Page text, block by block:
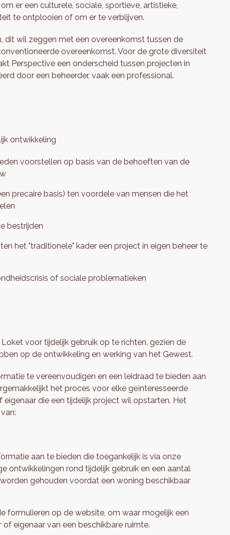
er een culturele, sociale, sportieve, artistieke,
te ontplooien of om er te verblijven.
dit wil zeggen met een overeenkomst tussen de
overeenkomst. Voor de grote diversiteit
Perspective een onderscheid tussen projecten in
door een beheerder, vaak een professional.
ontwikkeling
voorstellen op basis van de behoeften van de
precaire basis) ten voordele van mensen die het
bestrijden
het "traditionele" kader een project in eigen beheer te
of sociale problematieken
voor tijdelijk gebruik op te richten, gezien de
op de ontwikkeling en werking van het Gewest.
te vereenvoudigen en een leidraad te bieden aan
het proces voor elke geïnteresseerde
die een tijdelijk project wil opstarten. Het
aan te bieden die toegankelijk is via onze
ontwikkelingen rond tijdelijk gebruik en een aantal
gehouden voordat een woning beschikbaar
formulieren op de website, om waar mogelijk een
eigenaar van een beschikbare ruimte.